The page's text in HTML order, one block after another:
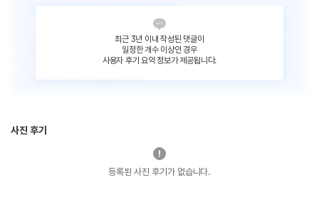
최근 3년 이내 작성된 댓글이
일정한 개수 이상인 경우
사용자 후기 요약 정보가 제공됩니다.
사진 후기
등록된 사진 후기가 없습니다.